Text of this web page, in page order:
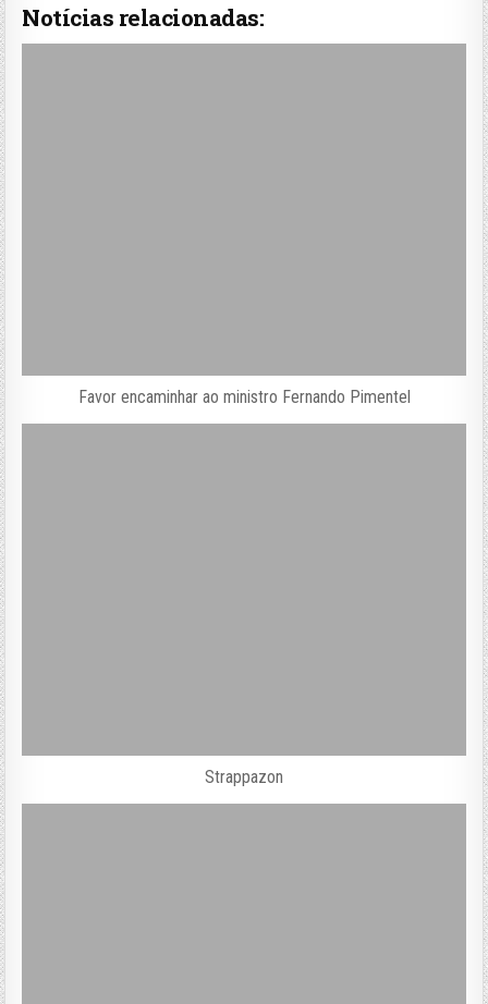
Notícias relacionadas:
Favor encaminhar ao ministro Fernando Pimentel
Strappazon